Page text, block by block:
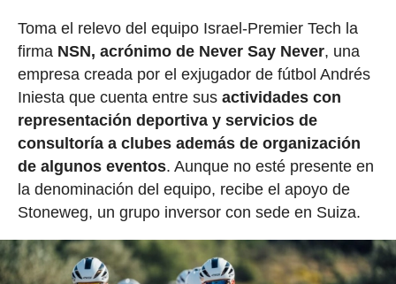
Toma el relevo del equipo Israel-Premier Tech la
firma NSN, acrónimo de Never Say Never, una
empresa creada por el exjugador de fútbol Andrés
Iniesta que cuenta entre sus actividades con
representación deportiva y servicios de
consultoría a clubes además de organización
de algunos eventos. Aunque no esté presente en
la denominación del equipo, recibe el apoyo de
Stoneweg, un grupo inversor con sede en Suiza.